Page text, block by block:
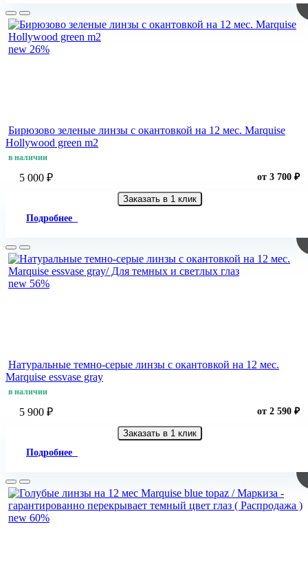
new 26%
Бирюзово зеленые линзы c окантовкой на 12 мес. Marquise
Hollywood green m2
в наличии
5 000 ₽ от 3 700 ₽
Заказать в 1 клик
Подробнее
new 56%
Натуральные темно-серые линзы c окантовкой на 12 мес.
Marquise essvase gray
в наличии
5 900 ₽ от 2 590 ₽
Заказать в 1 клик
Подробнее
new 60%